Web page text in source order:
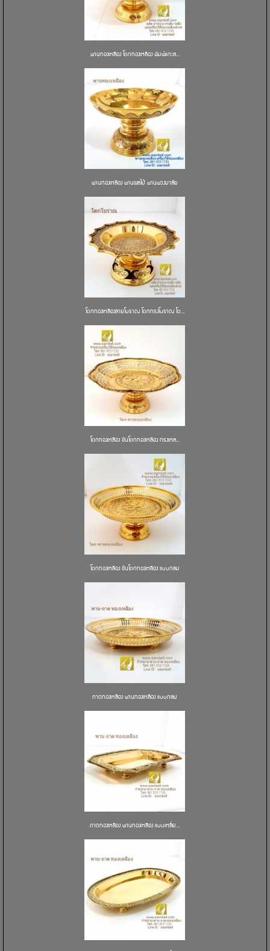
พานทองเหลือง โตกทองเหลือง พิมพ์แกะล...
พานทองเหลือง พานผลไม้ พานพวงมาลัย
โตกทองเหลืองลายโบราณ โตกทรงโบราณ โต...
โตกทองเหลือง ขันโตกทองเหลือง ทรงเหล...
โตกทองเหลือง ขันโตกทองเหลือง แบบกลม
ถาดทองเหลือง พานทองเหลือง แบบกลม
ถาดทองเหลือง พานทองเหลือง แบบเหลี่ย...